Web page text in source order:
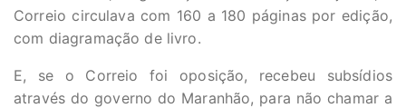
Correio circulava com 160 a 180 páginas por edição,
com diagramação de livro.
E, se o Correio foi oposição, recebeu subsídios
através do governo do Maranhão, para não chamar a